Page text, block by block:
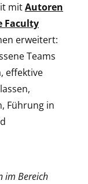
mitAutoren
Faculty
erweitert:
Teams
effektive
Führung in
im Bereich